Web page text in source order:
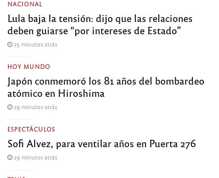
NACIONAL
Lula baja la tensión: dijo que las relaciones
deben guiarse “por intereses de Estado”
25 minutos atrás
HOY MUNDO
Japón conmemoró los 81 años del bombardeo
atómico en Hiroshima
29 minutos atrás
ESPECTÁCULOS
Sofi Alvez, para ventilar años en Puerta 276
29 minutos atrás